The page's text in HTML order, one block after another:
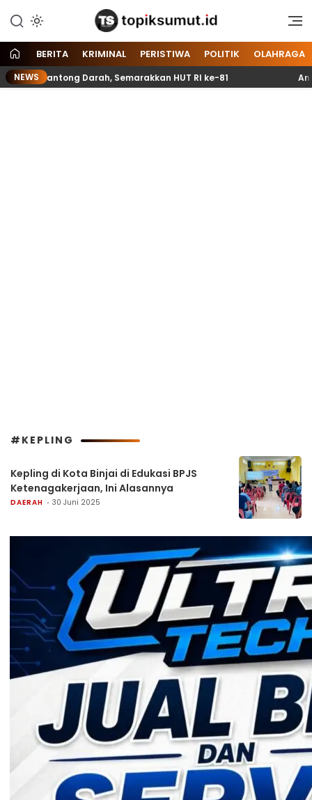
Topik Sumut
Memberitakan Seputar
dan Nasional
BERITA KRIMINAL PERISTIWA POLITIK OLAHRAGA
NEWS
70 Kantong Darah, Semarakkan HUT RI ke-81
#KEPLING
Kepling di Kota Binjai di Edukasi BPJS
Ketenagakerjaan, Ini Alasannya
DAERAH 30 Juni 2025